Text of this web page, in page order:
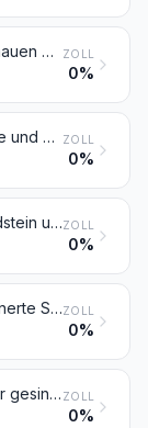
Tonschiefer, auch grob behauen oder durch Sägen oder auf andere Weise lediglich zerteilt, in Blöcken oder in quadratischen oder rechteckigen Platten ZOLL
0%
Marmor, Travertin, Ecaussine und andere Werksteine aus Kalkstein, mit einem Schüttgewicht von 2,5 oder mehr, und Alabaster, auch grob behauen oder durch Sägen oder auf andere Weise lediglich zerteilt, in Blöcken oder in quadratischen oder rechteckigen Platten ZOLL
0%
Granit, Porphyr, Basalt, Sandstein und andere Werksteine, auch grob behauen oder durch Sägen oder auf andere Weise lediglich zerteilt, in Blöcken oder in quadratischen oder rechteckigen PlattenZOLL
0%
Feldsteine, Kies und zerkleinerte Steine, von der beim Betonbau oder als Steinmaterial im Wege- und Bahnbau verwendeten Art, Feuerstein (Flintstein) und Kiesel, auch wärmebehandelt; Makadam aus Schlacken und ähnlichen Industrieabfällen, auch mit den im ersten Teil dieser Position aufgeführten Stoffen vermischt; Teermakadam; Körnungen/Granalien, Splitter und Mehl von Steinen der Positionen 2515 und 2516, auch wärmebehandeltZOLL
0%
Dolomit, auch gebrannt oder gesintert, einschließlich Dolomit, grob behauen oder durch Sägen oder auf andere Weise lediglich zerteilt, in Blöcken oder in quadratischen oder rechteckigen Platten ZOLL
0%